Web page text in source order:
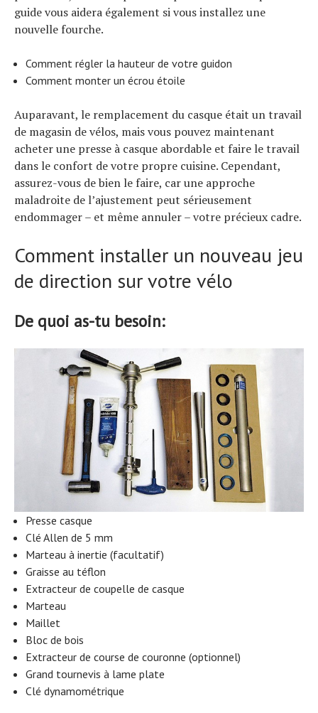
guide vous aidera également si vous installez une
nouvelle fourche.
Comment régler la hauteur de votre guidon
Comment monter un écrou étoile
Auparavant, le remplacement du casque était un travail
de magasin de vélos, mais vous pouvez maintenant
acheter une presse à casque abordable et faire le travail
dans le confort de votre propre cuisine. Cependant,
assurez-vous de bien le faire, car une approche
maladroite de l’ajustement peut sérieusement
endommager – et même annuler – votre précieux cadre.
Comment installer un nouveau jeu
de direction sur votre vélo
De quoi as-tu besoin:
Presse casque
Clé Allen de 5 mm
Marteau à inertie (facultatif)
Graisse au téflon
Extracteur de coupelle de casque
Marteau
Maillet
Bloc de bois
Extracteur de course de couronne (optionnel)
Grand tournevis à lame plate
Clé dynamométrique